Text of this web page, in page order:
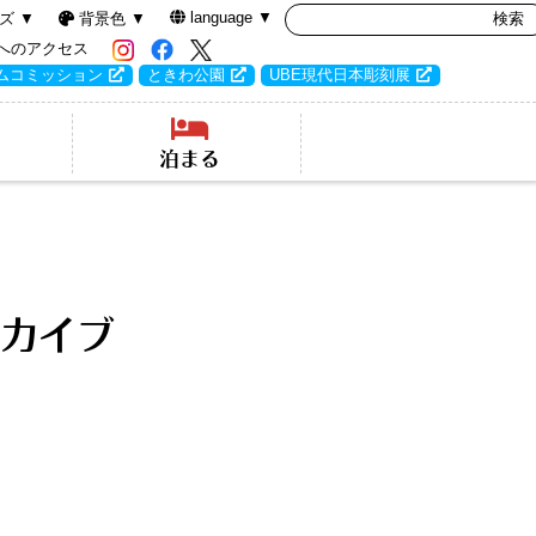
▼ 背景色 ▼
language ▼
のアクセス
コミッション
ときわ公園 UBE現代日本彫刻展
泊まる
イブ